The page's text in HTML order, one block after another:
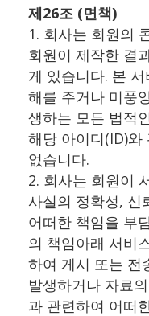
제26조 (면책)
1. 회사는 회원의
회원이 제작한 결
게 있습니다. 본
해를 주거나 미풍
생하는 모든 법적
해당 아이디(ID)와
없습니다.
2. 회사는 회원이
사실의 정확성, 신
어떠한 책임을 부
의 책임아래 서비
하여 게시 또는 전
발생하거나 자료
과 관련하여 어떠